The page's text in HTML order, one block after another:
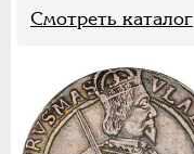
Смотреть каталог